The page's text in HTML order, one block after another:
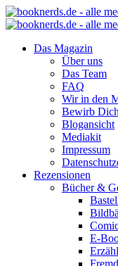
Das Magazin
Über uns
Das Team
FAQ
Wir in den
Bewirb
Blogansicht
Mediakit
Impressum
Rezensionen
Bücher &
E-